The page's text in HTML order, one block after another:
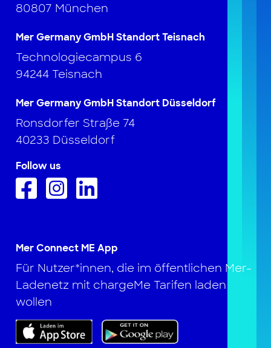
Mer Connect ME App
Für Nutzer*innen, die im öffentlichen Mer-
Ladenetz mit chargeMe Tarifen laden
wollen
80807 München
Mer Germany GmbH Standort Teisnach
Technologiecampus 6
94244 Teisnach
Mer Germany GmbH Standort Düsseldorf
Ronsdorfer Straße 74
40233 Düsseldorf
Follow us